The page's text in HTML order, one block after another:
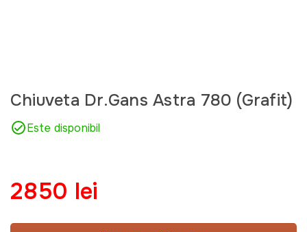
Сhiuveta Dr.Gans Astra 780 (Grafit)
Este disponibil
2850 lei